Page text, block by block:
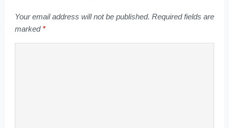
Your email address will not be published. Required fields are
marked *